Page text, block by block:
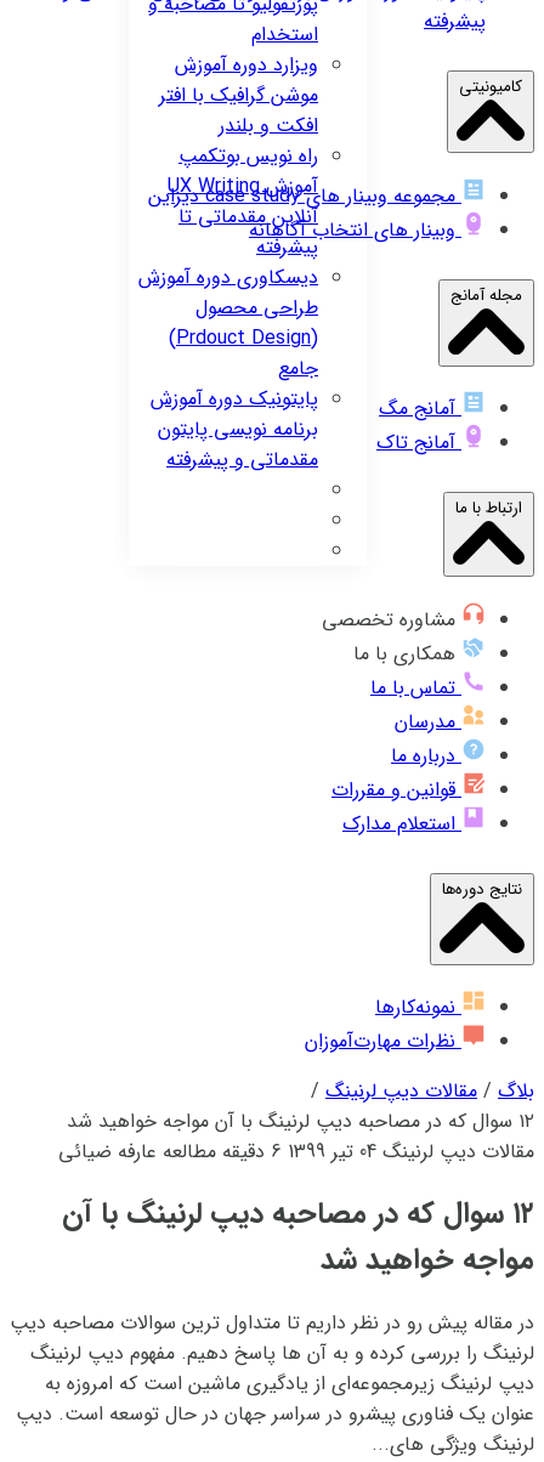
استخدام
ویزارددوره آموزش
موشن گرافیک با افتر
افکت و بلندر
راه نویسبوتکمپ
آموزش UX Writing
آنلاین مقدماتی تا
پیشرفته
دیسکاوریدوره آموزش
طراحی محصول
(Prdouct Design)
جامع
پایتونیکدوره آموزش
برنامه نویسی پایتون
مقدماتی و پیشرفته
پیشرفته
کامیونیتی
مجموعه وبینار های case study دیزاین
وبینار های انتخاب آگاهانه
مجله آمانج
آمانج مگ
آمانج تاک
ارتباط با ما
مشاوره تخصصی
همکاری با ما
تماس با ما
مدرسان
درباره ما
قوانین و مقررات
استعلام مدارک
نتایج دوره‌ها
نمونه‌کارها
نظرات مهارت‌آموزان
بلاگ / مقالات دیپ لرنینگ /
١٢ سوال که در مصاحبه دیپ لرنینگ با آن مواجه خواهید شد
مقالات دیپ لرنینگ 04 تیر 1399 6 دقیقه مطالعه عارفه ضیائی
١٢ سوال که در مصاحبه دیپ لرنینگ با آن
مواجه خواهید شد
در مقاله پیش رو در نظر داریم تا متداول ترین سوالات مصاحبه دیپ
لرنینگ را بررسی کرده و به آن ها پاسخ دهیم. مفهوم دیپ لرنینگ
دیپ لرنینگ زیرمجموعه‌ای از یادگیری ماشین است که امروزه به
عنوان یک فناوری پیشرو در سراسر جهان در حال توسعه است. دیپ
لرنینگ ویژگی های...